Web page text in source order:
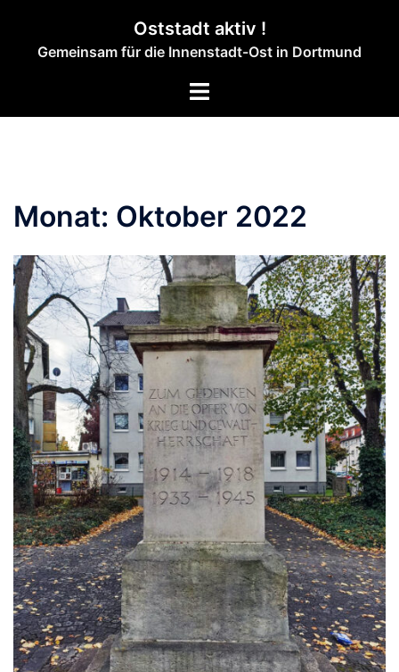
springen
Oststadt aktiv !
Gemeinsam für die Innenstadt-Ost in Dortmund
Menü
Monat: Oktober 2022